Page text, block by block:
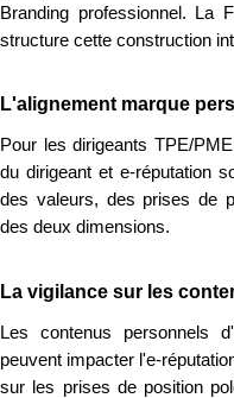
Branding professionnel. La
structure cette construction
L'alignement marque
Pour les dirigeants TPE/
du dirigeant et e-réputation
des valeurs, des prises de
des deux dimensions.
La vigilance sur les
Les contenus personnels
peuvent impacter l'e-
sur les prises de position